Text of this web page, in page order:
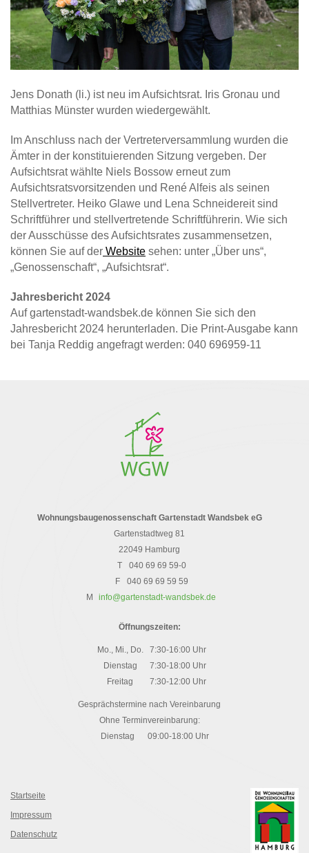
Jens Donath (li.) ist neu im Aufsichtsrat. Iris Gronau und
Matthias Münster wurden wiedergewählt.
Im Anschluss nach der Vertreterversammlung wurden die
Ämter in der konstituierenden Sitzung vergeben. Der
Aufsichtsrat wählte Niels Bossow erneut zum
Aufsichtsratsvorsitzenden und René Alfeis als seinen
Stellvertreter. Heiko Glawe und Lena Schneidereit sind
Schriftführer und stellvertretende Schriftführerin. Wie sich
der Ausschüsse des Aufsichtsrates zusammensetzen,
können Sie auf der Website sehen: unter „Über uns“,
„Genossenschaft“, „Aufsichtsrat“.
Jahresbericht 2024
Auf gartenstadt-wandsbek.de können Sie sich den
Jahresbericht 2024 herunterladen. Die Print-Ausgabe kann
bei Tanja Reddig angefragt werden: 040 696959-11
Wohnungsbaugenossenschaft Gartenstadt Wandsbek eG
Gartenstadtweg 81
22049 Hamburg
T
040 69 69 59-0
F
040 69 69 59 59
M
info@gartenstadt-wandsbek.de
Öffnungszeiten:
Mo., Mi., Do.
7:30-16:00 Uhr
Dienstag
7:30-18:00 Uhr
Freitag
7:30-12:00 Uhr
Gesprächstermine nach Vereinbarung
Ohne Terminvereinbarung:
Dienstag
09:00-18:00 Uhr
Startseite
Impressum
Datenschutz